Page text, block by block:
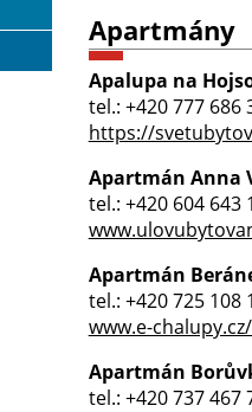
Apartmány
Apalupa na
tel.: +420 777 686
https://
Apartmán Anna
tel.: +420 604 643
Apartmán
tel.: +420 725 108
www.e-
Apartmán
tel.: +420 737 467